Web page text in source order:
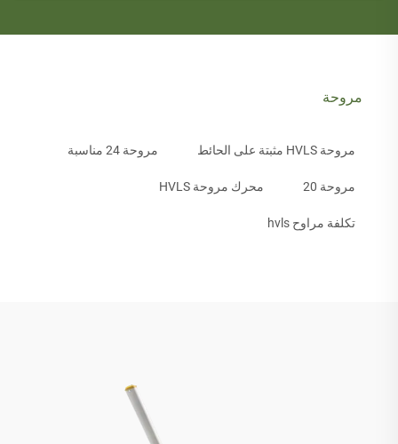
مروحة
مروحة HVLS مثبتة على الحائط مروحة 24 مناسبة
مروحة 20 محرك مروحة HVLS
تكلفة مراوح hvls